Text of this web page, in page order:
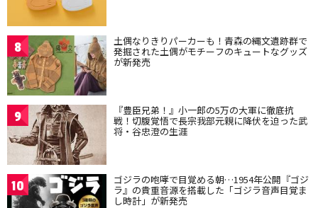
8 土偶なりきりパーカーも！青森の縄文遺跡群で
発掘された土偶がモチーフのキュートなグッズ
が新発売
9 『豊臣兄弟！』小一郎の5万の大軍に徹底抗
戦！切腹覚悟で長宗我部元親に降伏を迫った武
将・谷忠澄の生涯
10 ゴジラの咆哮で目覚める朝…1954年公開『ゴジ
ラ』の貴重音源を搭載した「ゴジラ音声目覚ま
し時計」が新発売